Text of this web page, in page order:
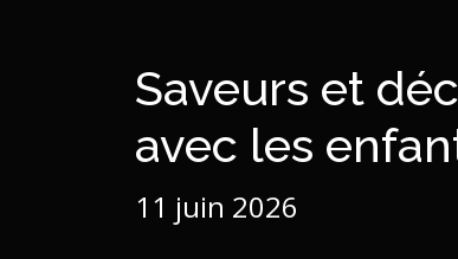
Saveurs et
avec les
11 juin 2026